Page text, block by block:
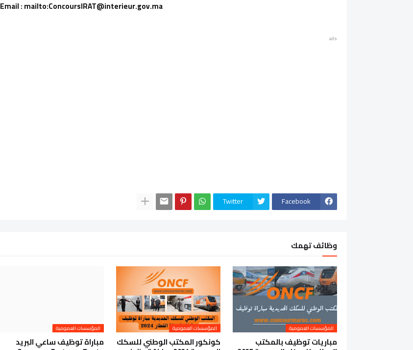
Email : mailto:ConcoursIRAT@interieur.gov.ma
ads
Facebook
Twitter
وظائف تهمك
المؤسسات العمومية
مباريات توظيف بالمكتب
المؤسسات العمومية
كونكور المكتب الوطني للسكك
المؤسسات العمومية
مباراة توظيف ساعي البريد